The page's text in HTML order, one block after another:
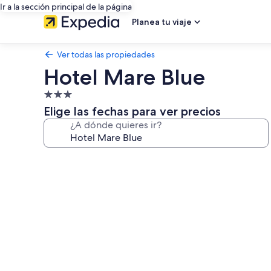
Ir a la sección principal de la página
Planea tu viaje
Ver todas las propiedades
Hotel Mare Blue
Propiedad
de
3.0
estrellas
Elige las fechas para ver precios
¿A dónde quieres ir?